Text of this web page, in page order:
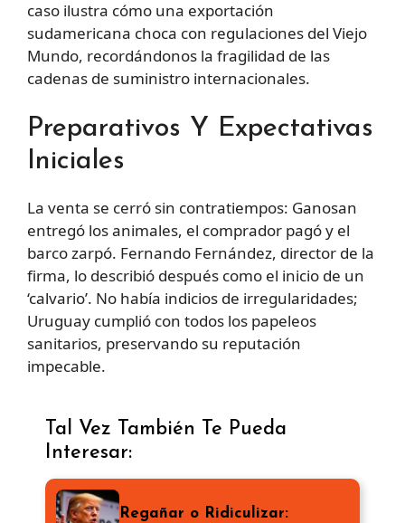
caso ilustra cómo una exportación
sudamericana choca con regulaciones del Viejo
Mundo, recordándonos la fragilidad de las
cadenas de suministro internacionales.
Preparativos Y Expectativas
Iniciales
La venta se cerró sin contratiempos: Ganosan
entregó los animales, el comprador pagó y el
barco zarpó. Fernando Fernández, director de la
firma, lo describió después como el inicio de un
‘calvario’. No había indicios de irregularidades;
Uruguay cumplió con todos los papeleos
sanitarios, preservando su reputación
impecable.
Tal Vez También Te Pueda
Interesar:
Regañar o Ridiculizar: